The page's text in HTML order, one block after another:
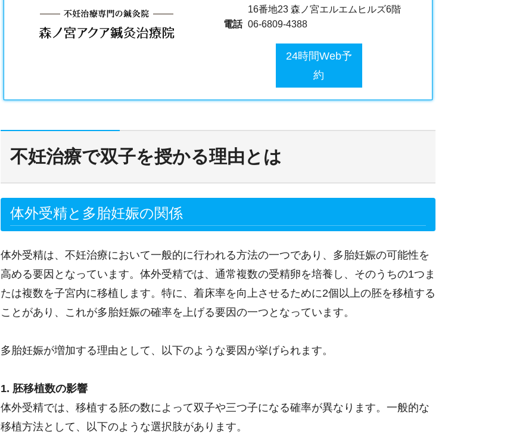
16番地23 森ノ宮エルエムヒルズ6階
電話 06-6809-4388
24時間Web予
約
不妊治療で双子を授かる理由とは
体外受精と多胎妊娠の関係
体外受精は、不妊治療において一般的に行われる方法の一つであり、多胎妊娠の可能性を
高める要因となっています。体外受精では、通常複数の受精卵を培養し、そのうちの1つま
たは複数を子宮内に移植します。特に、着床率を向上させるために2個以上の胚を移植する
ことがあり、これが多胎妊娠の確率を上げる要因の一つとなっています。
多胎妊娠が増加する理由として、以下のような要因が挙げられます。
1. 胚移植数の影響
体外受精では、移植する胚の数によって双子や三つ子になる確率が異なります。一般的な
移植方法として、以下のような選択肢があります。